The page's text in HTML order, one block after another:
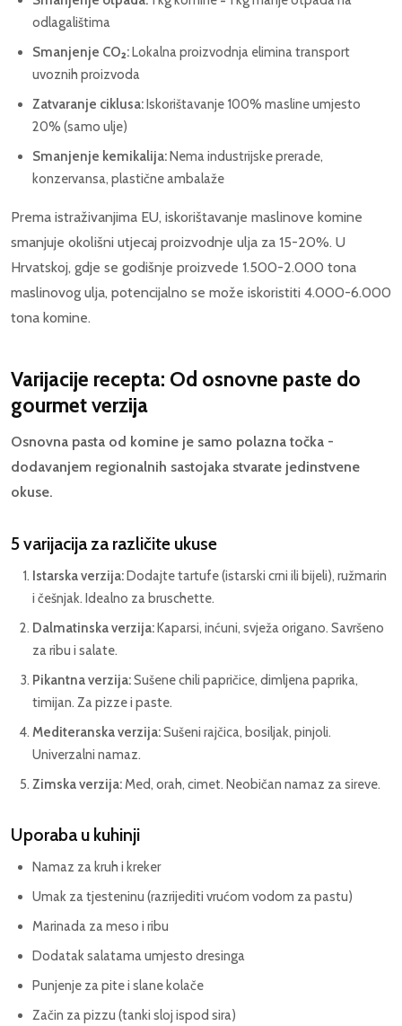
odlagalištima
Smanjenje CO₂: Lokalna proizvodnja elimina transport
uvoznih proizvoda
Zatvaranje ciklusa: Iskorištavanje 100% masline umjesto
20% (samo ulje)
Smanjenje kemikalija: Nema industrijske prerade,
konzervansa, plastične ambalaže
Prema istraživanjima EU, iskorištavanje maslinove komine
smanjuje okolišni utjecaj proizvodnje ulja za 15-20%. U
Hrvatskoj, gdje se godišnje proizvede 1.500-2.000 tona
maslinovog ulja, potencijalno se može iskoristiti 4.000-6.000
tona komine.
Varijacije recepta: Od osnovne paste do
gourmet verzija
Osnovna pasta od komine je samo polazna točka -
dodavanjem regionalnih sastojaka stvarate jedinstvene
okuse.
5 varijacija za različite ukuse
Istarska verzija: Dodajte tartufe (istarski crni ili bijeli), ružmarin
i češnjak. Idealno za bruschette.
Dalmatinska verzija: Kaparsi, inćuni, svježa origano. Savršeno
za ribu i salate.
Pikantna verzija:Sušene chili papričice, dimljena paprika,
timijan. Za pizze i paste.
Mediteranska verzija:Sušeni rajčica, bosiljak, pinjoli.
Univerzalni namaz.
Zimska verzija:Med, orah, cimet. Neobičan namaz za sireve.
Uporaba u kuhinji
Namaz za kruh i kreker
Umak za tjesteninu (razrijediti vrućom vodom za pastu)
Marinada za meso i ribu
Dodatak salatama umjesto dresinga
Punjenje za pite i slane kolače
Začin za pizzu (tanki sloj ispod sira)